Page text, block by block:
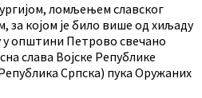
ломљењем славског
за којом је било више од хиљаду
у општини Петрово свечано
слава Војске Републике
Српска) пука Оружаних